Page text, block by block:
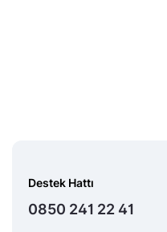
Destek Hattı
0850 241 22 41